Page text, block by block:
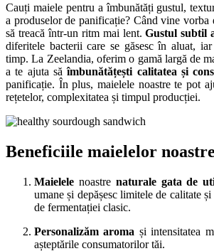
Cauți maiele pentru a îmbunătăți gustul,
a produselor de panificație? Când vine vorba
să treacă într-un ritm mai lent.Gustul subtil
diferitele bacterii care se găsesc în aluat, iar
timp. La Zeelandia, oferim o gamă largă de
a te ajuta săîmbunătățești calitatea și
panificație. În plus, maielele noastre te pot
rețetelor, complexitatea și timpul producției.
Beneficiile maielelor noastre
Maielele noastre naturale gata de
umane și depășesc limitele de calitate
de fermentației clasic.
Personalizăm aroma și intensitatea
așteptările consumatorilor tăi.